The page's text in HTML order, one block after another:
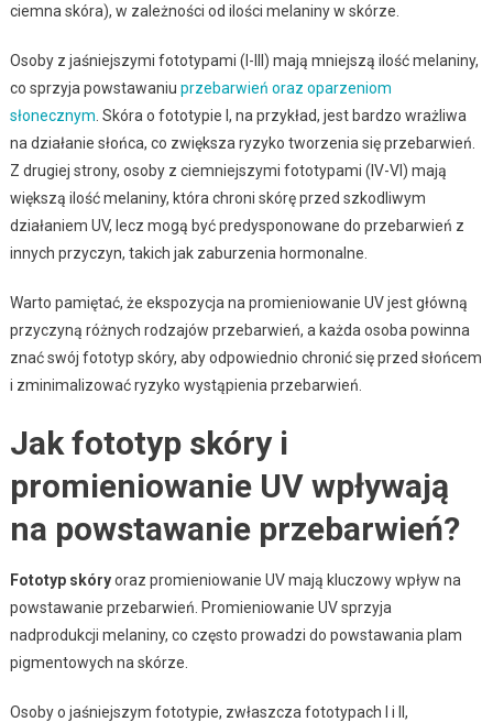
ciemna skóra), w zależności od ilości melaniny w skórze.
Osoby z jaśniejszymi fototypami (I-III) mają mniejszą ilość melaniny,
co sprzyja powstawaniu przebarwień oraz oparzeniom
słonecznym . Skóra o fototypie I, na przykład, jest bardzo wrażliwa
na działanie słońca, co zwiększa ryzyko tworzenia się przebarwień.
Z drugiej strony, osoby z ciemniejszymi fototypami (IV-VI) mają
większą ilość melaniny, która chroni skórę przed szkodliwym
działaniem UV, lecz mogą być predysponowane do przebarwień z
innych przyczyn, takich jak zaburzenia hormonalne.
Warto pamiętać, że ekspozycja na promieniowanie UV jest główną
przyczyną różnych rodzajów przebarwień, a każda osoba powinna
znać swój fototyp skóry, aby odpowiednio chronić się przed słońcem
i zminimalizować ryzyko wystąpienia przebarwień.
Jak fototyp skóry i
promieniowanie UV wpływają
na powstawanie przebarwień?
Fototyp skóryoraz promieniowanie UV mają kluczowy wpływ na
powstawanie przebarwień. Promieniowanie UV sprzyja
nadprodukcji melaniny, co często prowadzi do powstawania plam
pigmentowych na skórze.
Osoby o jaśniejszym fototypie, zwłaszcza fototypach I i II,